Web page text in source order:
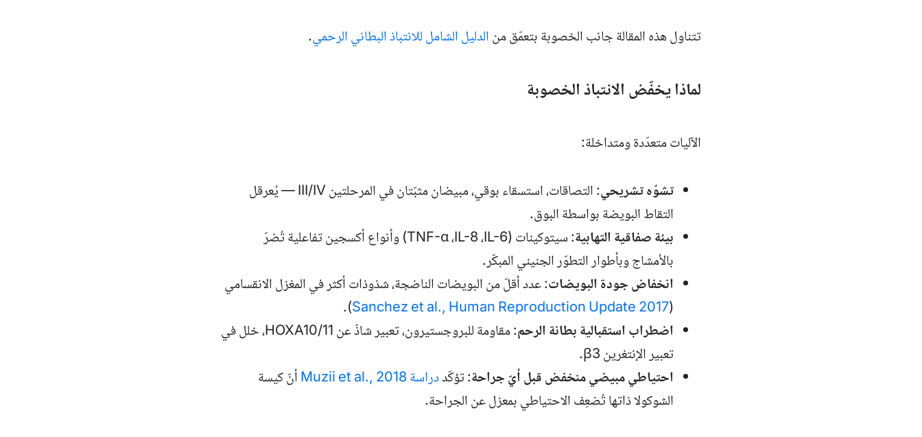
تتناول هذه المقالة جانب الخصوبة بتعمّق منالدليل الشامل للانتباذ البطاني الرحمي.
لماذا يخفّض الانتباذ الخصوبة
الآليات متعدّدة ومتداخلة:
تشوّه تشريحي: التصاقات، استسقاء بوقي، مبيضان مثبّتان في المرحلتينIII/IV— يُعرقل
التقاط البويضة بواسطة البوق.
بيئة صفاقية التهابية: سيتوكينات (IL-6،IL-8،TNF-α) وأنواع أكسجين تفاعلية تُضرّ
بالأمشاج وبأطوار التطوّر الجنيني المبكّر.
انخفاض جودة البويضات: عدد أقلّ من البويضات الناضجة، شذوذات أكثر في المغزل الانقسامي
(
Sanchez et al., Human Reproduction Update2017
).
اضطراب استقبالية بطانة الرحم: مقاومة للبروجستيرون، تعبير شاذّ عنHOXA10/11، خلل في
تعبير الإنتغرينβ3
.
احتياطي مبيضي منخفض قبل أيّ جراحة: تؤكّددراسة Muzii et al., 2018
أنّ كيسة
الشوكولا ذاتها تُضعِف الاحتياطي بمعزل عن الجراحة.